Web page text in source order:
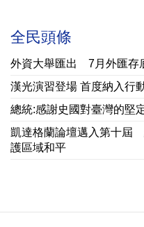
全民頭條
外資大舉匯出 7月外匯存
漢光演習登場 首度納入行
總統:感謝史國對臺灣的
凱達格蘭論壇邁入第十屆
護區域和平